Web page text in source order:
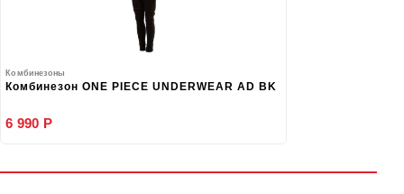
Комбинезоны
Комбинезон ONE PIECE UNDERWEAR AD BK
6 990 Р